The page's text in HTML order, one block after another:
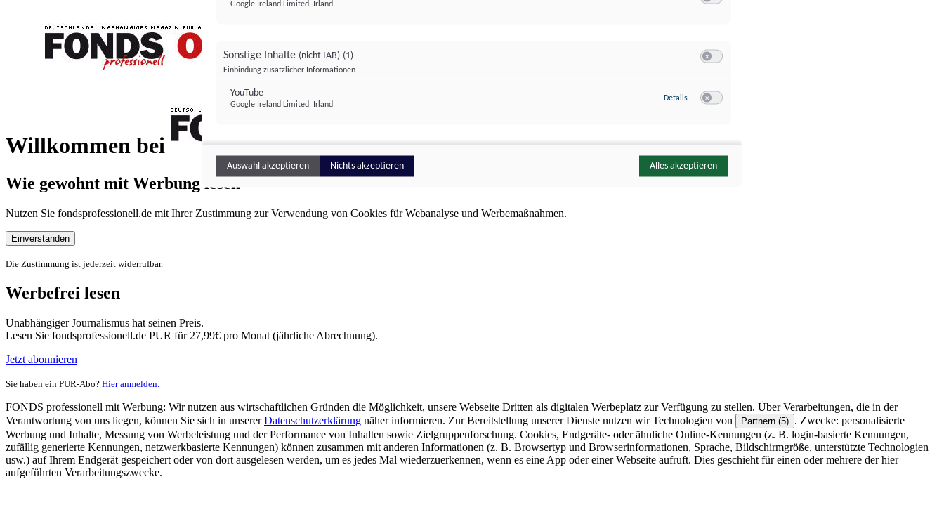
Willkommen bei
FONDS professionell
Wie gewohnt mit Werbung lesen
Nutzen Sie fondsprofessionell.de mit Ihrer Zustimmung zur Verwendung von Cookies für Webanalyse und Werbemaßnahmen.
Einverstanden
Die Zustimmung ist jederzeit widerrufbar.
Werbefrei lesen
Unabhängiger Journalismus hat seinen Preis.
Lesen Sie fondsprofessionell.de PUR für 27,99€ pro Monat (jährliche Abrechnung).
Jetzt abonnieren
Sie haben ein PUR-Abo? Hier anmelden.
FONDS professionell mit Werbung: Wir nutzen aus wirtschaftlichen Gründen die Möglichkeit, unsere Webseite Dritten als digitalen Werbeplatz zur Verfügung zu stellen. Über Verarbeitungen, die in der
Verantwortung von uns liegen, können Sie sich in unsererDatenschutzerklärung näher informieren. Zur Bereitstellung unserer Dienste nutzen wir Technologien von Partnern (5) . Zwecke: personalisierte
Werbung und Inhalte, Messung von Werbeleistung und der Performance von Inhalten sowie Zielgruppenforschung. Cookies, Endgeräte- oder ähnliche Online-Kennungen (z. B. login-basierte Kennungen,
zufällig generierte Kennungen, netzwerkbasierte Kennungen) können zusammen mit anderen Informationen (z. B. Browsertyp und Browserinformationen, Sprache, Bildschirmgröße, unterstützte Technologien
usw.) auf Ihrem Endgerät gespeichert oder von dort ausgelesen werden, um es jedes Mal wiederzuerkennen, wenn es eine App oder einer Webseite aufruft. Dies geschieht für einen oder mehrere der hier
aufgeführten Verarbeitungszwecke.
Google Ireland Limited, Irland
Sonstige Inhalte (nicht IAB) (1)
Einbindung zusätzlicher Informationen
YouTube
Google Ireland Limited, Irland
Details zu YouTube
Auswahl akzeptieren Nichts akzeptieren Alles akzeptieren